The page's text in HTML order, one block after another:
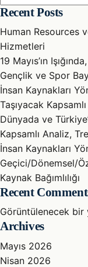
Recent Posts
Human Resources
Hizmetleri
19 Mayıs’ın
Gençlik ve Spor
İnsan Kaynakları
Taşıyacak
Dünyada ve
Kapsamlı Analiz,
İnsan Kaynakları
Geçici/Dönemsel/
Kaynak Bağımlılığı
Recent
Görüntülenecek bir
Archives
Mayıs 2026
Nisan 2026